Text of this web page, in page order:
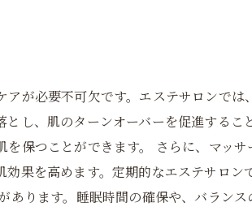
が必要不可欠です。エステサロンで
し、肌のターンオーバーを促進する
保つことができます。 さらに、マッ
果を高めます。定期的なエステサロ
あります。睡眠時間の確保や、バラン